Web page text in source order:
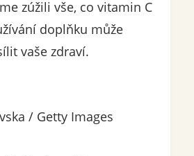
zúžili vše, co vitamin C
doplňku může
vaše zdraví.
/ Getty Images